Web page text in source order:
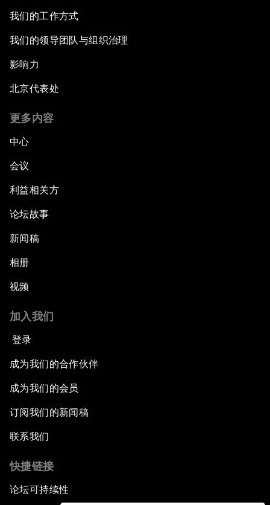
我们的工作方式
我们的领导团队与组织治理
影响力
北京代表处
更多内容
中心
会议
利益相关方
论坛故事
新闻稿
相册
视频
加入我们
登录
成为我们的合作伙伴
成为我们的会员
订阅我们的新闻稿
联系我们
快捷链接
论坛可持续性